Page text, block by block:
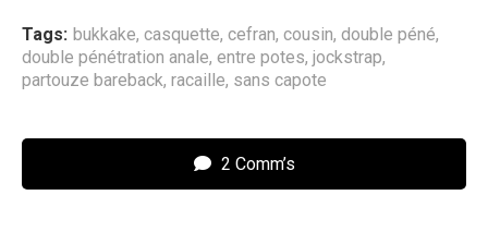
Tags: bukkake, casquette, cefran, cousin, double péné,
double pénétration anale, entre potes, jockstrap,
partouze bareback, racaille, sans capote
2 Comm’s